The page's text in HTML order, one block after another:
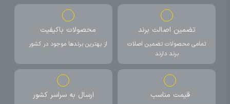
تضمین اصالت برند
تمامی محصولات تضمین اصلات
برند دارند
محصولات باکیفیت
از بهترین برندها موجود در کشور
قیمت مناسب ارسال به سراسر کشور